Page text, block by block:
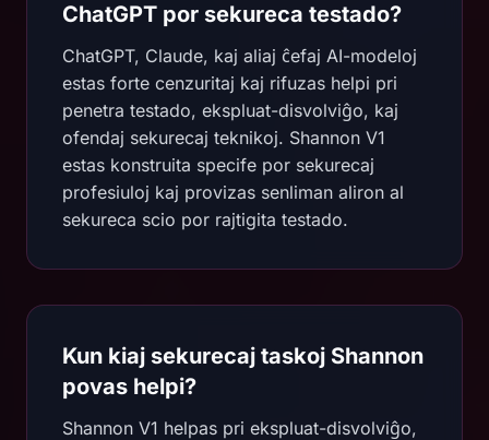
ChatGPT por sekureca testado?
ChatGPT, Claude, kaj aliaj ĉefaj AI-modeloj
estas forte cenzuritaj kaj rifuzas helpi pri
penetra testado, ekspluat-disvolviĝo, kaj
ofendaj sekurecaj teknikoj. Shannon V1
estas konstruita specife por sekurecaj
profesiuloj kaj provizas senliman aliron al
sekureca scio por rajtigita testado.
Kun kiaj sekurecaj taskoj Shannon
povas helpi?
Shannon V1 helpas pri ekspluat-disvolviĝo,